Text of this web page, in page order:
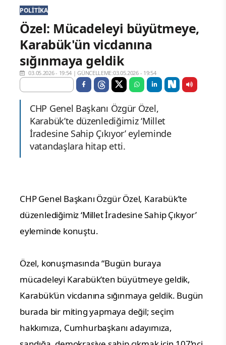
POLITIKA
Özel: Mücadeleyi büyütmeye,
Karabük'ün vicdanına
sığınmaya geldik
03.05.2026 - 19:54 |GÜNCELLEME:03.05.2026 - 19:54
CHP Genel Başkanı Özgür Özel,
Karabük’te düzenlediğimiz ‘Millet
İradesine Sahip Çıkıyor’ eyleminde
vatandaşlara hitap etti.
CHP Genel Başkanı Özgür Özel, Karabük’te
düzenlediğimiz ‘Millet İradesine Sahip Çıkıyor’